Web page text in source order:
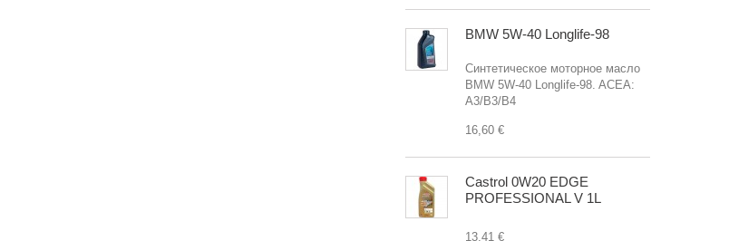
BMW 5W-40 Longlife-98
Синтетическое моторное масло
BMW 5W-40 Longlife-98. ACEA:
A3/B3/B4
16,60 €
Castrol 0W20 EDGE
PROFESSIONAL V 1L
13,41 €